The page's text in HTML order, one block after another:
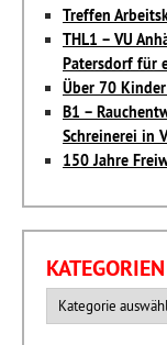
Treffen
THL1 – VU
Patersdorf für
Über 70
B1 –
Schreinerei in
150 Jahre
KATEGORIEN
Kategorien